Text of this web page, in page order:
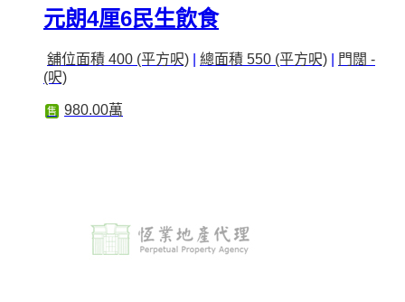
元朗4厘6民生飲食
舖位面積 400 (平方呎) 總面積 550 (平方呎)
門闊 -
(呎)
售 980.00萬